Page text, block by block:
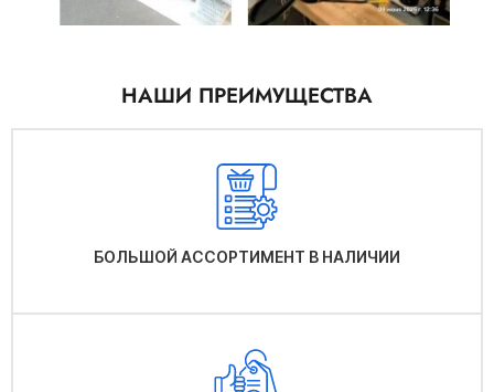
НАШИ ПРЕИМУЩЕСТВА
БОЛЬШОЙ АССОРТИМЕНТ В НАЛИЧИИ